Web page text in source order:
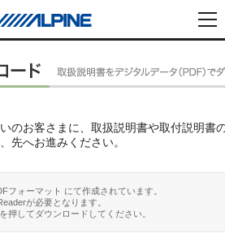
のお客さまに、取扱説明書や取付説明書
先へお進みください。
フォーマット にて作成されています。
が必要となります。
押してダウンロードしてください。